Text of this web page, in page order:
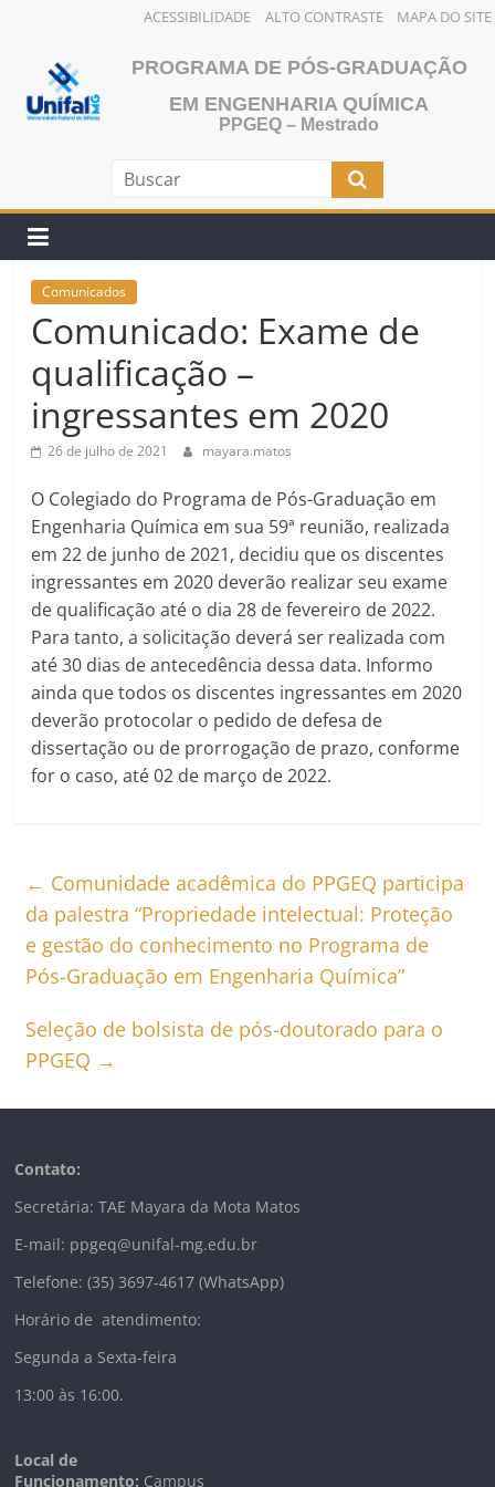
ACESSIBILIDADE ALTO CONTRASTE MAPA DO SITE
conteúdo
PROGRAMA DE PÓS-GRADUAÇÃO
EM ENGENHARIA QUÍMICA
PPGEQ – Mestrado
Comunicados
Comunicado: Exame de
qualificação –
ingressantes em 2020
26 de julho de 2021 mayara.matos
O Colegiado do Programa de Pós-Graduação em
Engenharia Química em sua 59ª reunião, realizada
em 22 de junho de 2021, decidiu que os discentes
ingressantes em 2020 deverão realizar seu exame
de qualificação até o dia 28 de fevereiro de 2022.
Para tanto, a solicitação deverá ser realizada com
até 30 dias de antecedência dessa data. Informo
ainda que todos os discentes ingressantes em 2020
deverão protocolar o pedido de defesa de
dissertação ou de prorrogação de prazo, conforme
for o caso, até 02 de março de 2022.
← Comunidade acadêmica do PPGEQ participa
da palestra “Propriedade intelectual: Proteção
e gestão do conhecimento no Programa de
Pós-Graduação em Engenharia Química”
Seleção de bolsista de pós-doutorado para o
PPGEQ →
Contato:
Secretária: TAE Mayara da Mota Matos
E-mail: ppgeq@unifal-mg.edu.br
Telefone: (35) 3697-4617 (WhatsApp)
Horário de atendimento:
Segunda a Sexta-feira
13:00 às 16:00.
Local de
Funcionamento: Campus